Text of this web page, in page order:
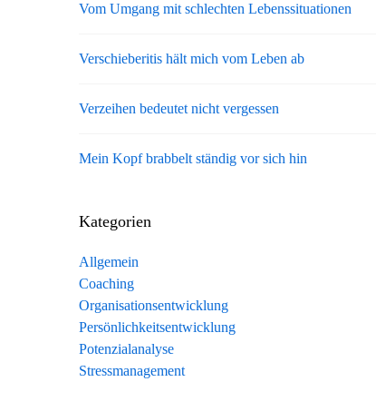
Vom Umgang mit schlechten Lebenssituationen
Verschieberitis hält mich vom Leben ab
Verzeihen bedeutet nicht vergessen
Mein Kopf brabbelt ständig vor sich hin
Kategorien
Allgemein
Coaching
Organisationsentwicklung
Persönlichkeitsentwicklung
Potenzialanalyse
Stressmanagement